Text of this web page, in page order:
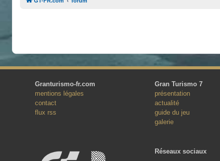
Granturismo-fr.com
mentions légales
contact
flux rss
Gran Turismo 7
présentation
actualité
guide du jeu
galerie
Réseaux sociaux